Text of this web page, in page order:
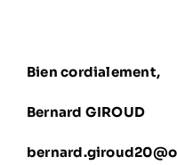
Bien cordialement,
Bernard GIROUD